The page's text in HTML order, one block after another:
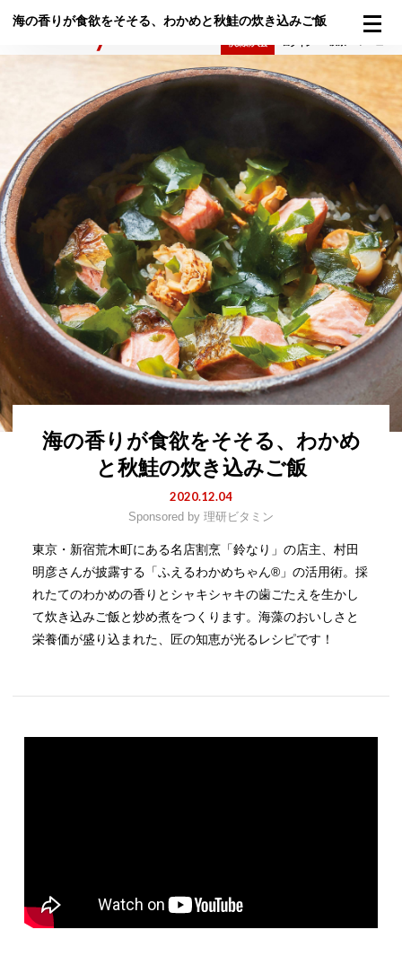
海の香りが食欲をそそる、わかめと秋鮭の炊き込みご飯
海の香りが食欲をそそる、わかめ
と秋鮭の炊き込みご飯
2020.12.04
Sponsored by 理研ビタミン
東京・新宿荒木町にある名店割烹「鈴なり」の店主、村田
明彦さんが披露する「ふえるわかめちゃん®」の活用術。採
れたてのわかめの香りとシャキシャキの歯ごたえを生かし
て炊き込みご飯と炒め煮をつくります。海藻のおいしさと
栄養価が盛り込まれた、匠の知恵が光るレシピです！